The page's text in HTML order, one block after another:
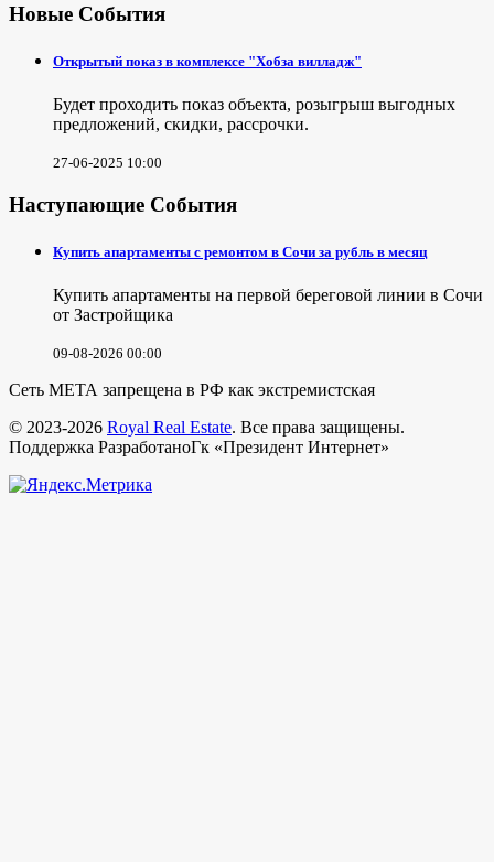
Новые События
Открытый показ в комплексе "Хобза вилладж"
Будет проходить показ объекта, розыгрыш выгодных
предложений, скидки, рассрочки.
27-06-2025 10:00
Наступающие События
Купить апартаменты с ремонтом в Сочи за рубль в месяц
Купить апартаменты на первой береговой линии в Сочи
от Застройщика
09-08-2026 00:00
Сеть МЕТА запрещена в РФ как экстремистская
© 2023-2026 Royal Real Estate. Все права защищены.
Поддержка РазработаноГк «Президент Интернет»